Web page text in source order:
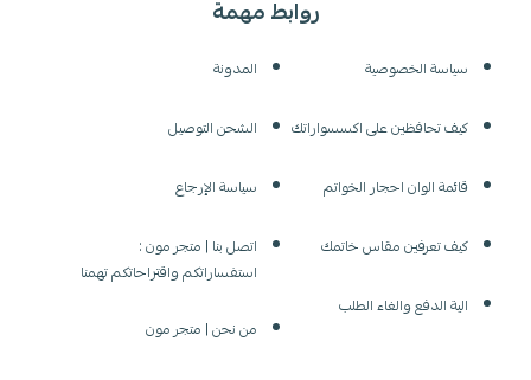
روابط مهمة
سياسة الخصوصية
كيف تحافظين على اكسسواراتك
قائمة الوان احجار الخواتم
كيف تعرفين مقاس خاتمك
الية الدفع والغاء الطلب
المدونة
الشحن التوصيل
سياسة الإرجاع
اتصل بنا | متجر مون :
استفساراتكم واقتراحاتكم تهمنا
من نحن | متجر مون